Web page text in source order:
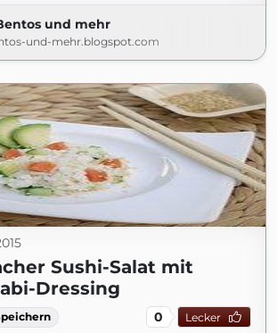
und mehr
und-mehr.blogspot.com
Sushi-Salat mit
Dressing
0 Lecker